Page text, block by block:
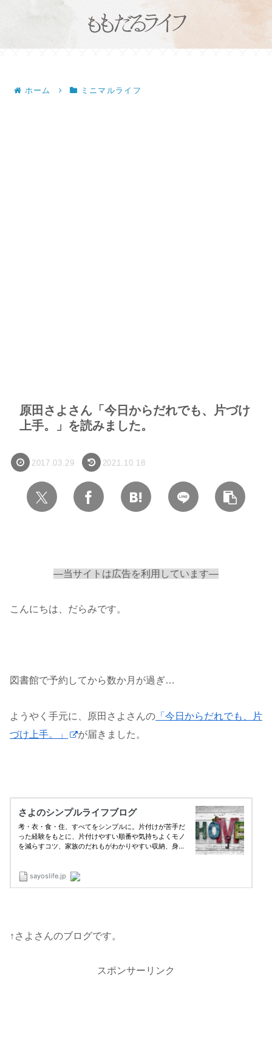
ホーム ミニマルライフ
原田さよさん「今日からだれでも、片づけ
上手。」を読みました。
2017.03.29 2021.10.18
—当サイトは広告を利用しています—
こんにちは、だらみです。
図書館で予約してから数か月が過ぎ…
ようやく手元に、原田さよさんの 「今日からだれでも、片
づけ上手。」
が届きました。
↑さよさんのブログです。
スポンサーリンク